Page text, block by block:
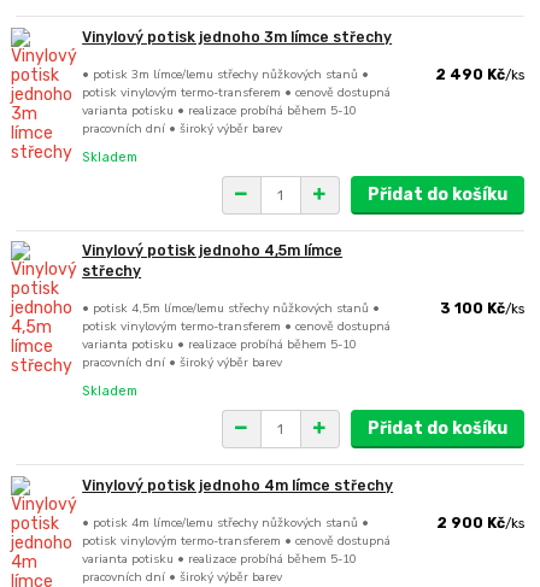
Vinylový potisk jednoho 3m límce střechy
• potisk 3m límce/lemu střechy nůžkových stanů •
potisk vinylovým termo-transferem • cenově dostupná
varianta potisku • realizace probíhá během 5-10
pracovních dní • široký výběr barev
2 490 Kč/ks
Skladem
Přidat do košíku
Vinylový potisk jednoho 4,5m límce
střechy
• potisk 4,5m límce/lemu střechy nůžkových stanů •
potisk vinylovým termo-transferem • cenově dostupná
varianta potisku • realizace probíhá během 5-10
pracovních dní • široký výběr barev
3 100 Kč/ks
Skladem
Přidat do košíku
Vinylový potisk jednoho 4m límce střechy
• potisk 4m límce/lemu střechy nůžkových stanů •
potisk vinylovým termo-transferem • cenově dostupná
varianta potisku • realizace probíhá během 5-10
pracovních dní • široký výběr barev
2 900 Kč/ks